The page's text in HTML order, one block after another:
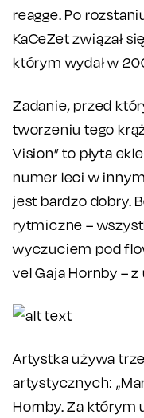
reagge. Po
KaCeZet związał
którym wydał w
Zadanie, przed
tworzeniu tego
Vision” to płyta
numer leci w
jest bardzo dobry.
rytmiczne –
wyczuciem pod
vel Gaja Hornby –
Artystka używa
artystycznych:
Hornby. Za którym